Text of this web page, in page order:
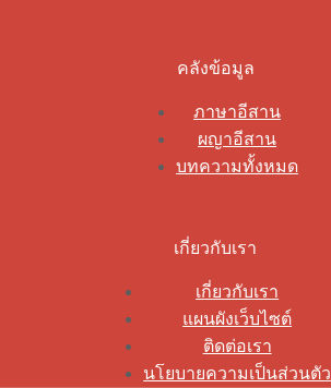
คลังข้อมูล
ภาษาอีสาน
ผญาอีสาน
บทความทั้งหมด
เกี่ยวกับเรา
เกี่ยวกับเรา
แผนผังเว็บไซต์
ติดต่อเรา
นโยบายความเป็นส่วนตัว